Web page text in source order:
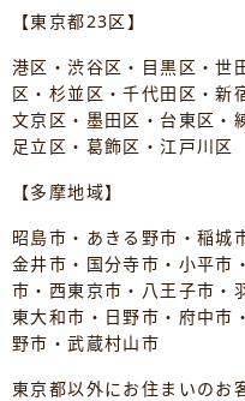
【東京都23区】
港区・渋谷区・目黒区・世
区・杉並区・千代田区・新
文京区・墨田区・台東区・
足立区・葛飾区・江戸川区
【多摩地域】
昭島市・あきる野市・稲城
金井市・国分寺市・小平市
市・西東京市・八王子市・
東大和市・日野市・府中市
野市・武蔵村山市
東京都以外にお住まいのお